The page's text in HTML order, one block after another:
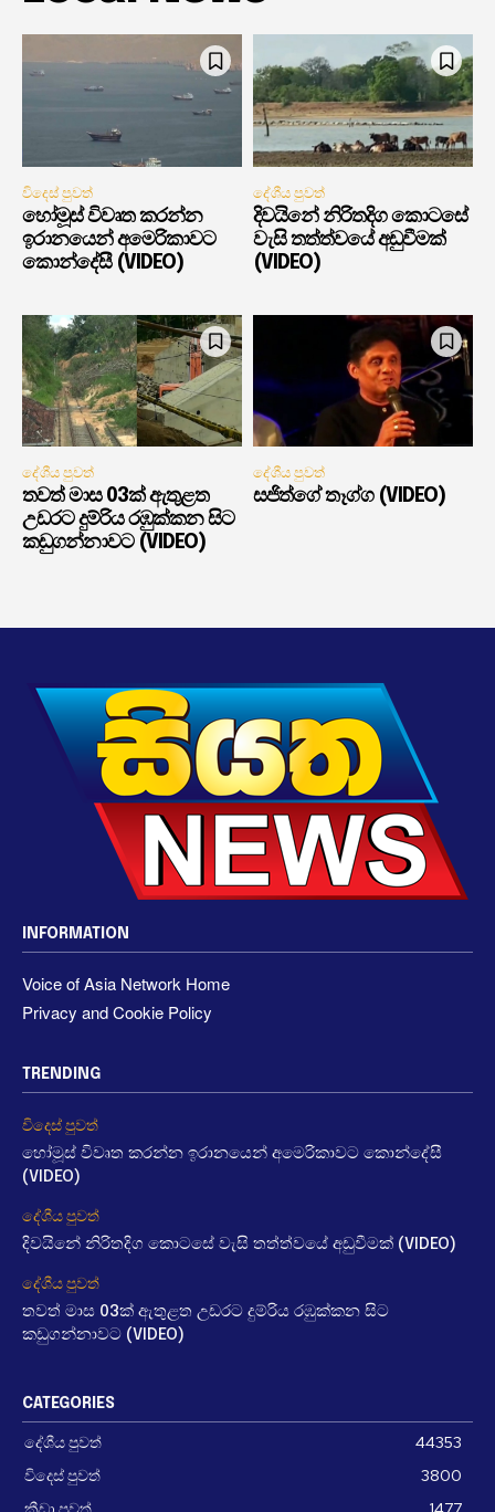
විදෙස් පුවත්
හෝමූස් විවෘත කරන්න
ඉරානයෙන් අමෙරිකාවට
කොන්දේසී (VIDEO)
දේශීය පුවත්
දිවයිනේ නිරිතදිග කොටසේ
වැසි තත්ත්වයේ අඩුවීමක්
(VIDEO)
දේශීය පුවත්
තවත් මාස 03ක් ඇතුළත
උඩරට දුම්රිය රඹුක්කන සිට
කඩුගන්නාවට (VIDEO)
දේශීය පුවත්
සජිත්ගේ තෑග්ග (VIDEO)
INFORMATION
Voice of Asia Network Home
Privacy and Cookie Policy
TRENDING
විදෙස් පුවත්
හෝමූස් විවෘත කරන්න ඉරානයෙන් අමෙරිකාවට කොන්දේසී
(VIDEO)
දේශීය පුවත්
දිවයිනේ නිරිතදිග කොටසේ වැසි තත්ත්වයේ අඩුවීමක් (VIDEO)
දේශීය පුවත්
තවත් මාස 03ක් ඇතුළත උඩරට දුම්රිය රඹුක්කන සිට
කඩුගන්නාවට (VIDEO)
CATEGORIES
දේශීය පුවත්
44353
විදෙස් පුවත්
3800